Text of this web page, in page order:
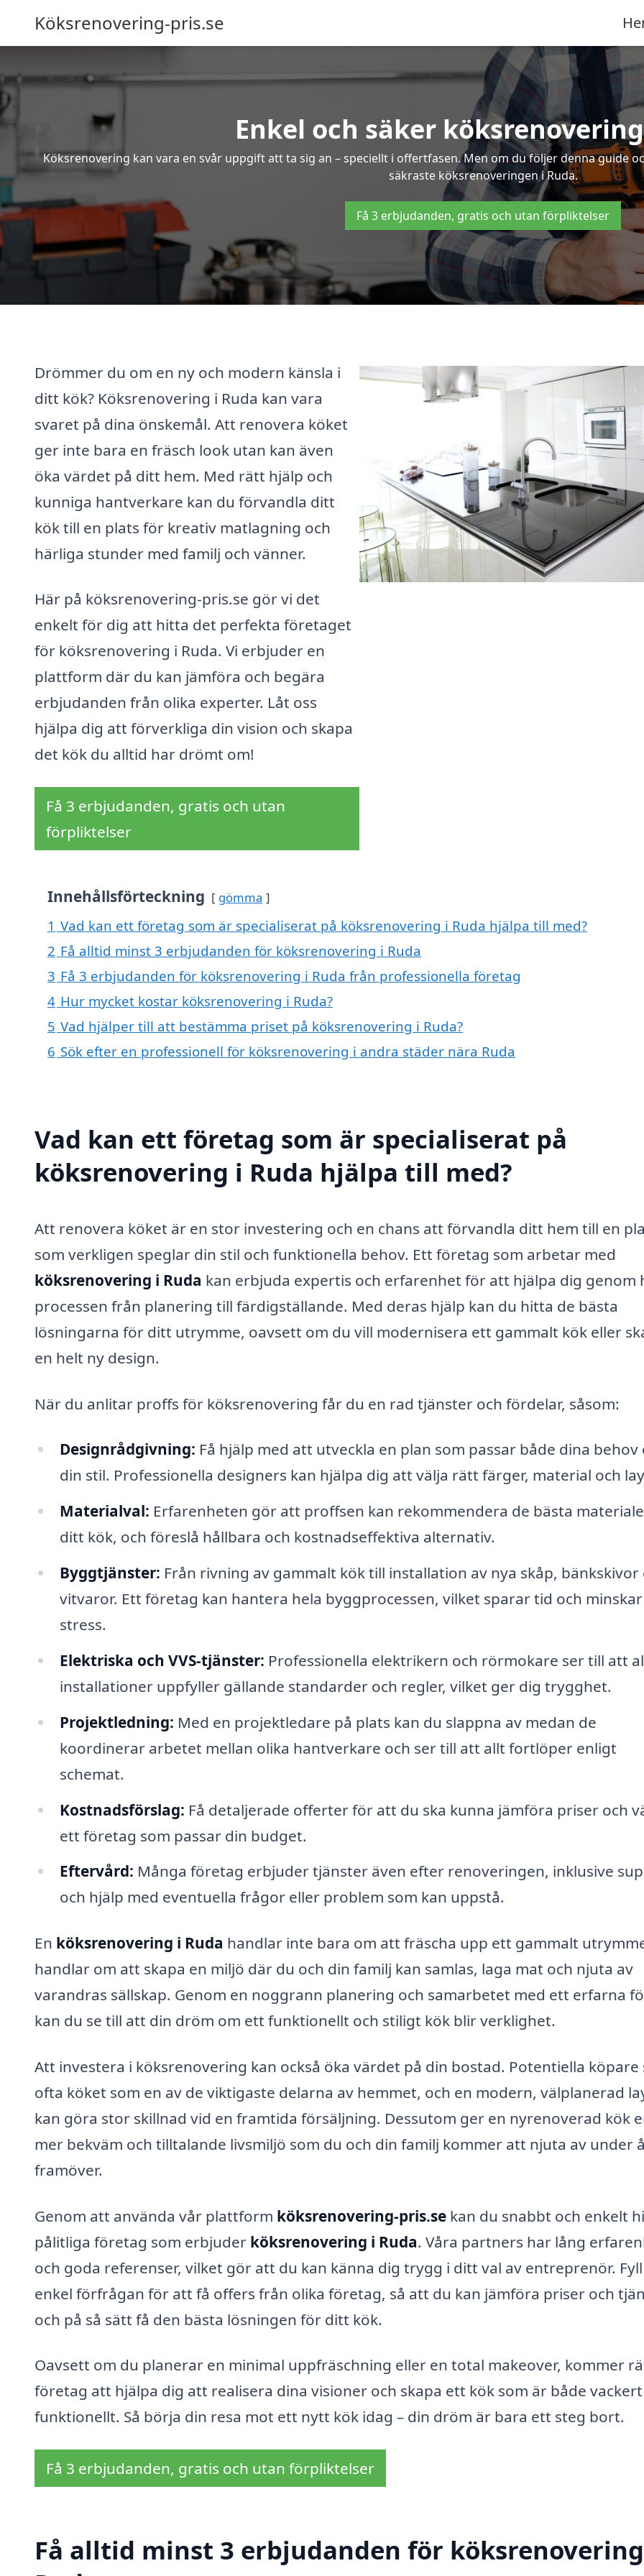
Köksrenovering-pris.se
Enkel och säker
Köksrenovering kan vara en svår uppgift att ta sig an – speciellt i offertfasen. Men om du följer denna guide
säkraste köksrenoveringen i Ruda.
Få 3 erbjudanden, gratis och utan förpliktelser
Drömmer du om en ny och modern känsla i
ditt kök? Köksrenovering i Ruda kan vara
svaret på dina önskemål. Att renovera köket
ger inte bara en fräsch look utan kan även
öka värdet på ditt hem. Med rätt hjälp och
kunniga hantverkare kan du förvandla ditt
kök till en plats för kreativ matlagning och
härliga stunder med familj och vänner.
Här på köksrenovering-pris.se gör vi det
enkelt för dig att hitta det perfekta företaget
för köksrenovering i Ruda. Vi erbjuder en
plattform där du kan jämföra och begära
erbjudanden från olika experter. Låt oss
hjälpa dig att förverkliga din vision och skapa
det kök du alltid har drömt om!
Få 3 erbjudanden, gratis och utan
förpliktelser
Innehållsförteckning gömma
1 Vad kan ett företag som är specialiserat på köksrenovering i Ruda hjälpa till med?
2 Få alltid minst 3 erbjudanden för köksrenovering i Ruda
3 Få 3 erbjudanden för köksrenovering i Ruda från professionella företag
4 Hur mycket kostar köksrenovering i Ruda?
5 Vad hjälper till att bestämma priset på köksrenovering i Ruda?
6 Sök efter en professionell för köksrenovering i andra städer nära Ruda
Vad kan ett företag som är specialiserat på
köksrenovering i Ruda hjälpa till med?
Att renovera köket är en stor investering och en chans att förvandla ditt hem till en
som verkligen speglar din stil och funktionella behov. Ett företag som arbetar med
köksrenovering i Ruda kan erbjuda expertis och erfarenhet för att hjälpa dig genom
processen från planering till färdigställande. Med deras hjälp kan du hitta de bästa
lösningarna för ditt utrymme, oavsett om du vill modernisera ett gammalt kök eller
en helt ny design.
När du anlitar proffs för köksrenovering får du en rad tjänster och fördelar, såsom:
Designrådgivning: Få hjälp med att utveckla en plan som passar både dina behov
din stil. Professionella designers kan hjälpa dig att välja rätt färger, material och
Materialval: Erfarenheten gör att proffsen kan rekommendera de bästa
ditt kök, och föreslå hållbara och kostnadseffektiva alternativ.
Byggtjänster: Från rivning av gammalt kök till installation av nya skåp, bänkskivor
vitvaror. Ett företag kan hantera hela byggprocessen, vilket sparar tid och minskar
stress.
Elektriska och VVS-tjänster: Professionella elektrikern och rörmokare ser till att
installationer uppfyller gällande standarder och regler, vilket ger dig trygghet.
Projektledning: Med en projektledare på plats kan du slappna av medan de
koordinerar arbetet mellan olika hantverkare och ser till att allt fortlöper enligt
schemat.
Kostnadsförslag: Få detaljerade offerter för att du ska kunna jämföra priser och
ett företag som passar din budget.
Eftervård: Många företag erbjuder tjänster även efter renoveringen, inklusive
och hjälp med eventuella frågor eller problem som kan uppstå.
En köksrenovering i Ruda handlar inte bara om att fräscha upp ett gammalt
handlar om att skapa en miljö där du och din familj kan samlas, laga mat och njuta av
varandras sällskap. Genom en noggrann planering och samarbetet med ett erfarna
kan du se till att din dröm om ett funktionellt och stiligt kök blir verklighet.
Att investera i köksrenovering kan också öka värdet på din bostad. Potentiella köpare
ofta köket som en av de viktigaste delarna av hemmet, och en modern, välplanerad
kan göra stor skillnad vid en framtida försäljning. Dessutom ger en nyrenoverad kök
mer bekväm och tilltalande livsmiljö som du och din familj kommer att njuta av under
framöver.
Genom att använda vår plattform köksrenovering-pris.se kan du snabbt och enkelt
pålitliga företag som erbjuder köksrenovering i Ruda. Våra partners har lång
och goda referenser, vilket gör att du kan känna dig trygg i ditt val av entreprenör.
enkel förfrågan för att få offers från olika företag, så att du kan jämföra priser och
och på så sätt få den bästa lösningen för ditt kök.
Oavsett om du planerar en minimal uppfräschning eller en total makeover, kommer
företag att hjälpa dig att realisera dina visioner och skapa ett kök som är både
funktionellt. Så börja din resa mot ett nytt kök idag – din dröm är bara ett steg bort.
Få 3 erbjudanden, gratis och utan förpliktelser
Få alltid minst 3 erbjudanden för